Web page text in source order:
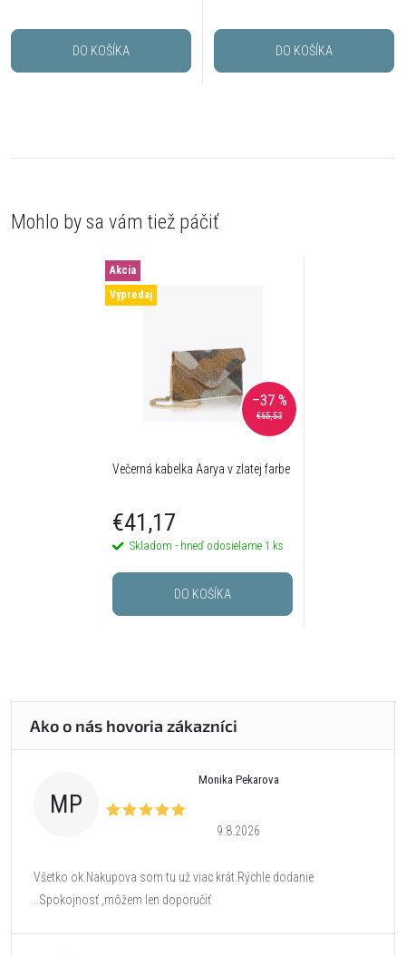
DO KOŠÍKA DO KOŠÍKA
Akcia
Výpredaj
€65,53
–37 %
Večerná kabelka Aarya v zlatej farbe
€41,17
Skladom - hneď odosielame 1 ks
DO KOŠÍKA
MP
Monika Pekarova
9.8.2026
Všetko ok.Nakupova som tu už viac krát.Rýchle dodanie
..Spokojnosť ,môžem len doporučiť